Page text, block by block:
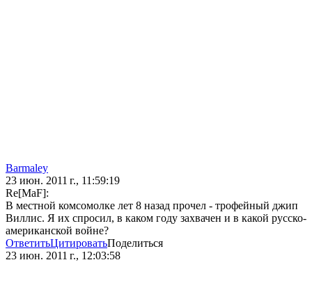
Barmaley
23 июн. 2011 г., 11:59:19
Re[MaF]:
В местной комсомолке лет 8 назад прочел - трофейный джип
Виллис. Я их спросил, в каком году захвачен и в какой русско-
американской войне?
ОтветитьЦитироватьПоделиться
23 июн. 2011 г., 12:03:58